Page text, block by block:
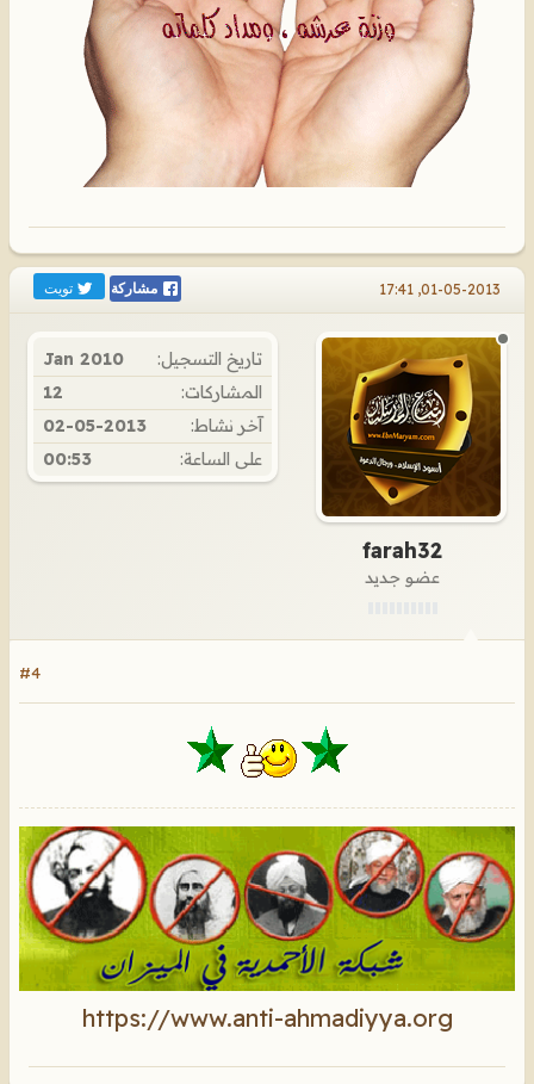
01-05-2013, 17:41 مشاركة تويت
farah32
عضو جديد
تاريخ التسجيل:
Jan 2010
المشاركات:
12
آخر نشاط:
02-05-2013
على الساعة:
00:53
#4
https://www.anti-ahmadiyya.org